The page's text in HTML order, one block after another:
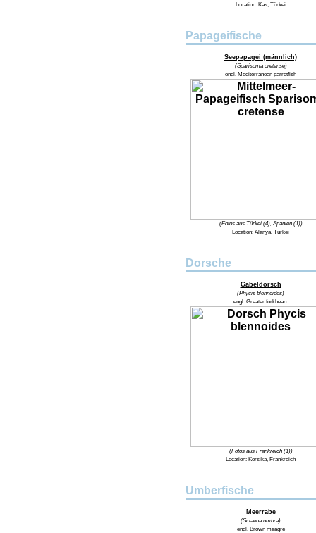
Location: Kas, Türkei
Papageifische
Seepapagei (männlich)
(Sparisoma cretense)
engl. Mediterranean parrotfish
(Fotos aus Türkei (4), Spanien (1))
Location: Alanya, Türkei
Dorsche
Gabeldorsch
(Phycis blennoides)
engl. Greater forkbeard
(Fotos aus Frankreich (1))
Location: Korsika, Frankreich
Umberfische
Meerrabe
(Sciaena umbra)
engl. Brown meagre